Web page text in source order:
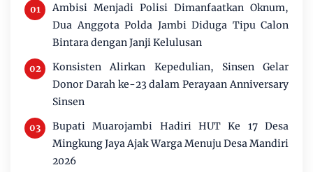
Ambisi Menjadi Polisi Dimanfaatkan Oknum,
Dua Anggota Polda Jambi Diduga Tipu Calon
Bintara dengan Janji Kelulusan
Konsisten Alirkan Kepedulian, Sinsen Gelar
Donor Darah ke-23 dalam Perayaan Anniversary
Sinsen
Bupati Muarojambi Hadiri HUT Ke 17 Desa
Mingkung Jaya Ajak Warga Menuju Desa Mandiri
2026